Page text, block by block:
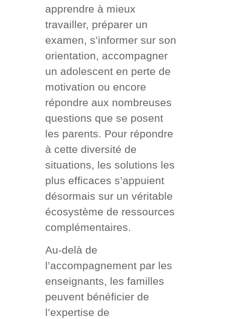
apprendre à mieux
travailler, préparer un
examen, s’informer sur son
orientation, accompagner
un adolescent en perte de
motivation ou encore
répondre aux nombreuses
questions que se posent
les parents. Pour répondre
à cette diversité de
situations, les solutions les
plus efficaces s’appuient
désormais sur un véritable
écosystème de ressources
complémentaires.
Au-delà de
l’accompagnement par les
enseignants, les familles
peuvent bénéficier de
l’expertise de